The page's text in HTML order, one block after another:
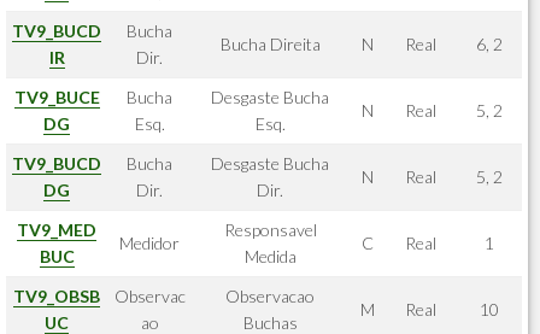
TV9_BUCD
IR
Bucha
Dir.
Bucha Direita N Real 6, 2
TV9_BUCE
DG
Bucha
Esq.
Desgaste Bucha
Esq.
N Real 5, 2
TV9_BUCD
DG
Bucha
Dir.
Desgaste Bucha
Dir.
N Real 5, 2
TV9_MED
BUC
Medidor
Responsavel
Medida
C Real 1
TV9_OBSB
UC
Observac
ao
Observacao
Buchas
M Real 10